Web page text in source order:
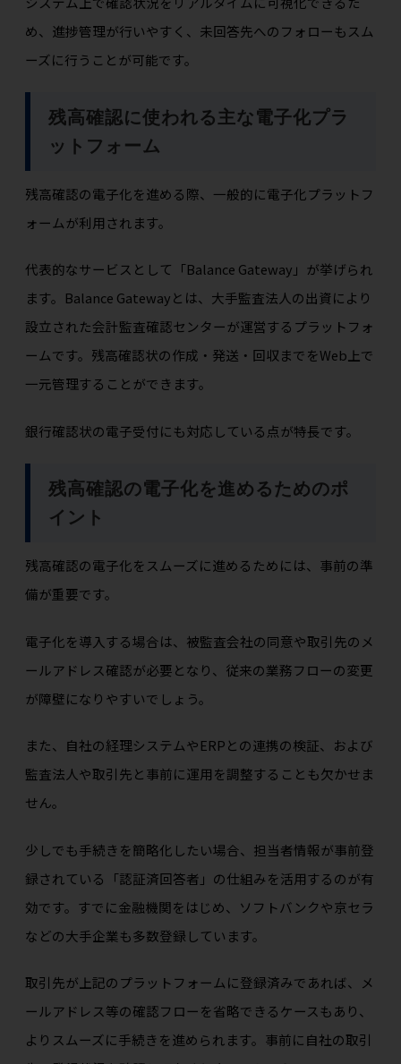
め、進捗管理が行いやすく、未回答先へのフォローもスム
ーズに行うことが可能です。
残高確認に使われる主な電子化プラ
ットフォーム
残高確認の電子化を進める際、一般的に電子化プラットフ
ォームが利用されます。
代表的なサービスとして「Balance Gateway」が挙げられ
ます。Balance Gatewayとは、大手監査法人の出資により
設立された会計監査確認センターが運営するプラットフォ
ームです。残高確認状の作成・発送・回収までをWeb上で
一元管理することができます。
銀行確認状の電子受付にも対応している点が特長です。
残高確認の電子化を進めるためのポ
イント
残高確認の電子化をスムーズに進めるためには、事前の準
備が重要です。
電子化を導入する場合は、被監査会社の同意や取引先のメ
ールアドレス確認が必要となり、従来の業務フローの変更
が障壁になりやすいでしょう。
また、自社の経理システムやERPとの連携の検証、および
監査法人や取引先と事前に運用を調整することも欠かせま
せん。
少しでも手続きを簡略化したい場合、担当者情報が事前登
録されている「認証済回答者」の仕組みを活用するのが有
効です。すでに金融機関をはじめ、ソフトバンクや京セラ
などの大手企業も多数登録しています。
取引先が上記のプラットフォームに登録済みであれば、メ
ールアドレス等の確認フローを省略できるケースもあり、
よりスムーズに手続きを進められます。事前に自社の取引